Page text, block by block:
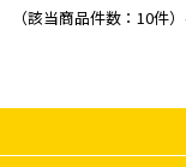
（該当商品件数：10件